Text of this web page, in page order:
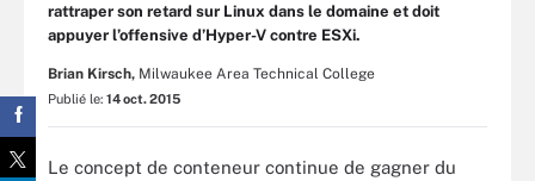
rattraper son retard sur Linux dans le domaine et doit
appuyer l’offensive d’Hyper-V contre ESXi.
Brian Kirsch, Milwaukee Area Technical College
Publié le: 14 oct. 2015
Le concept de conteneur continue de gagner du